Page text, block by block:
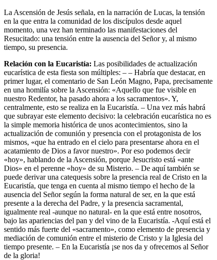
La Ascensión de Jesús señala, en la narración de Lucas, la tensión
en la que entra la comunidad de los discípulos desde aquel
momento, una vez han terminado las manifestaciones del
Resucitado: una tensión entre la ausencia del Señor y, al mismo
tiempo, su presencia.
Relación con la Eucaristía: Las posibilidades de actualización
eucarística de esta fiesta son múltiples: – – Habría que destacar, en
primer lugar, el comentario de San León Magno, Papa, precisamente
en una homilía sobre la Ascensión: «Aquello que fue visible en
nuestro Redentor, ha pasado ahora a los sacramentos». Y,
centralmente, esto se realiza en la Eucaristía. – Una vez más habrá
que subrayar este elemento decisivo: la celebración eucarística no es
la simple memoria histórica de unos acontecimientos, sino la
actualización de comunión y presencia con el protagonista de los
mismos, «que ha entrado en el cielo para presentarse ahora en el
acatamiento de Dios a favor nuestro». Por eso podemos decir
«hoy», hablando de la Ascensión, porque Jesucristo está «ante
Dios» en el perenne «hoy» de su Misterio. – De aquí también se
puede derivar una catequesis sobre la presencia real de Cristo en la
Eucaristía, que tenga en cuenta al mismo tiempo el hecho de la
ausencia del Señor según la forma natural de ser, en la que está
presente a la derecha del Padre, y la presencia sacramental,
igualmente real -aunque no natural- en la que está entre nosotros,
bajo las apariencias del pan y del vino de la Eucaristía. -Aquí está el
sentido más fuerte del «sacramento», como elemento de presencia y
mediación de comunión entre el misterio de Cristo y la Iglesia del
tiempo presente. – En la Eucaristía ¡se nos da y ofrecemos al Señor
de la gloria!